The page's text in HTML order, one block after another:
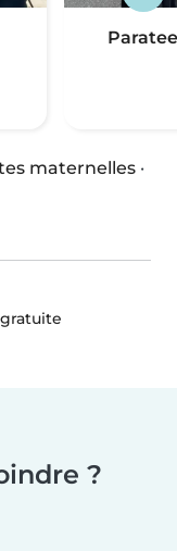
Paratee
maternelles ·
?